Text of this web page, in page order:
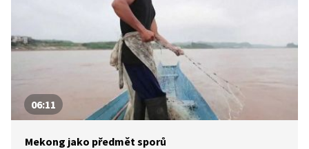
06:11
Mekong jako předmět sporů